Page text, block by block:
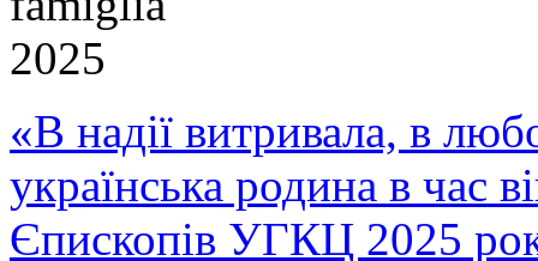
«В надії витривала, в
українська родина в час
Єпископів УГКЦ 2025